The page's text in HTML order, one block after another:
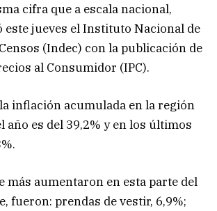
cifra que a escala nacional,
jueves el Instituto Nacional de
(Indec) con la publicación de
al Consumidor (IPC).
inflación acumulada en la región
año es del 39,2% y en los últimos
más aumentaron en esta parte del
fueron: prendas de vestir, 6,9%;